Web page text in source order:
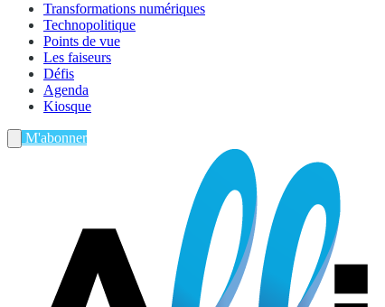
Transformations numériques
Technopolitique
Points de vue
Les faiseurs
Défis
Agenda
Kiosque
M'abonner